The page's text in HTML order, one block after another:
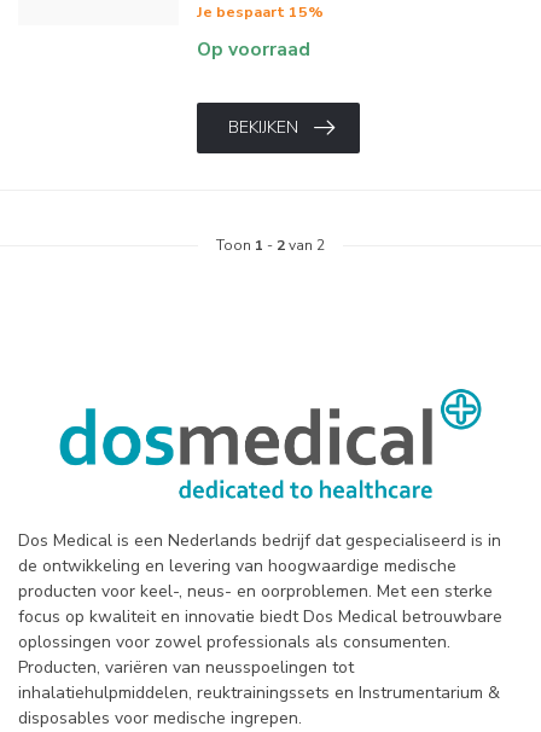
Je bespaart 15%
Op voorraad
BEKIJKEN
Toon 1 - 2van 2
Dos Medical is een Nederlands bedrijf dat gespecialiseerd is in
de ontwikkeling en levering van hoogwaardige medische
producten voor keel-, neus- en oorproblemen. Met een sterke
focus op kwaliteit en innovatie biedt Dos Medical betrouwbare
oplossingen voor zowel professionals als consumenten.
Producten, variëren van neusspoelingen tot
inhalatiehulpmiddelen, reuktrainingssets en Instrumentarium &
disposables voor medische ingrepen.